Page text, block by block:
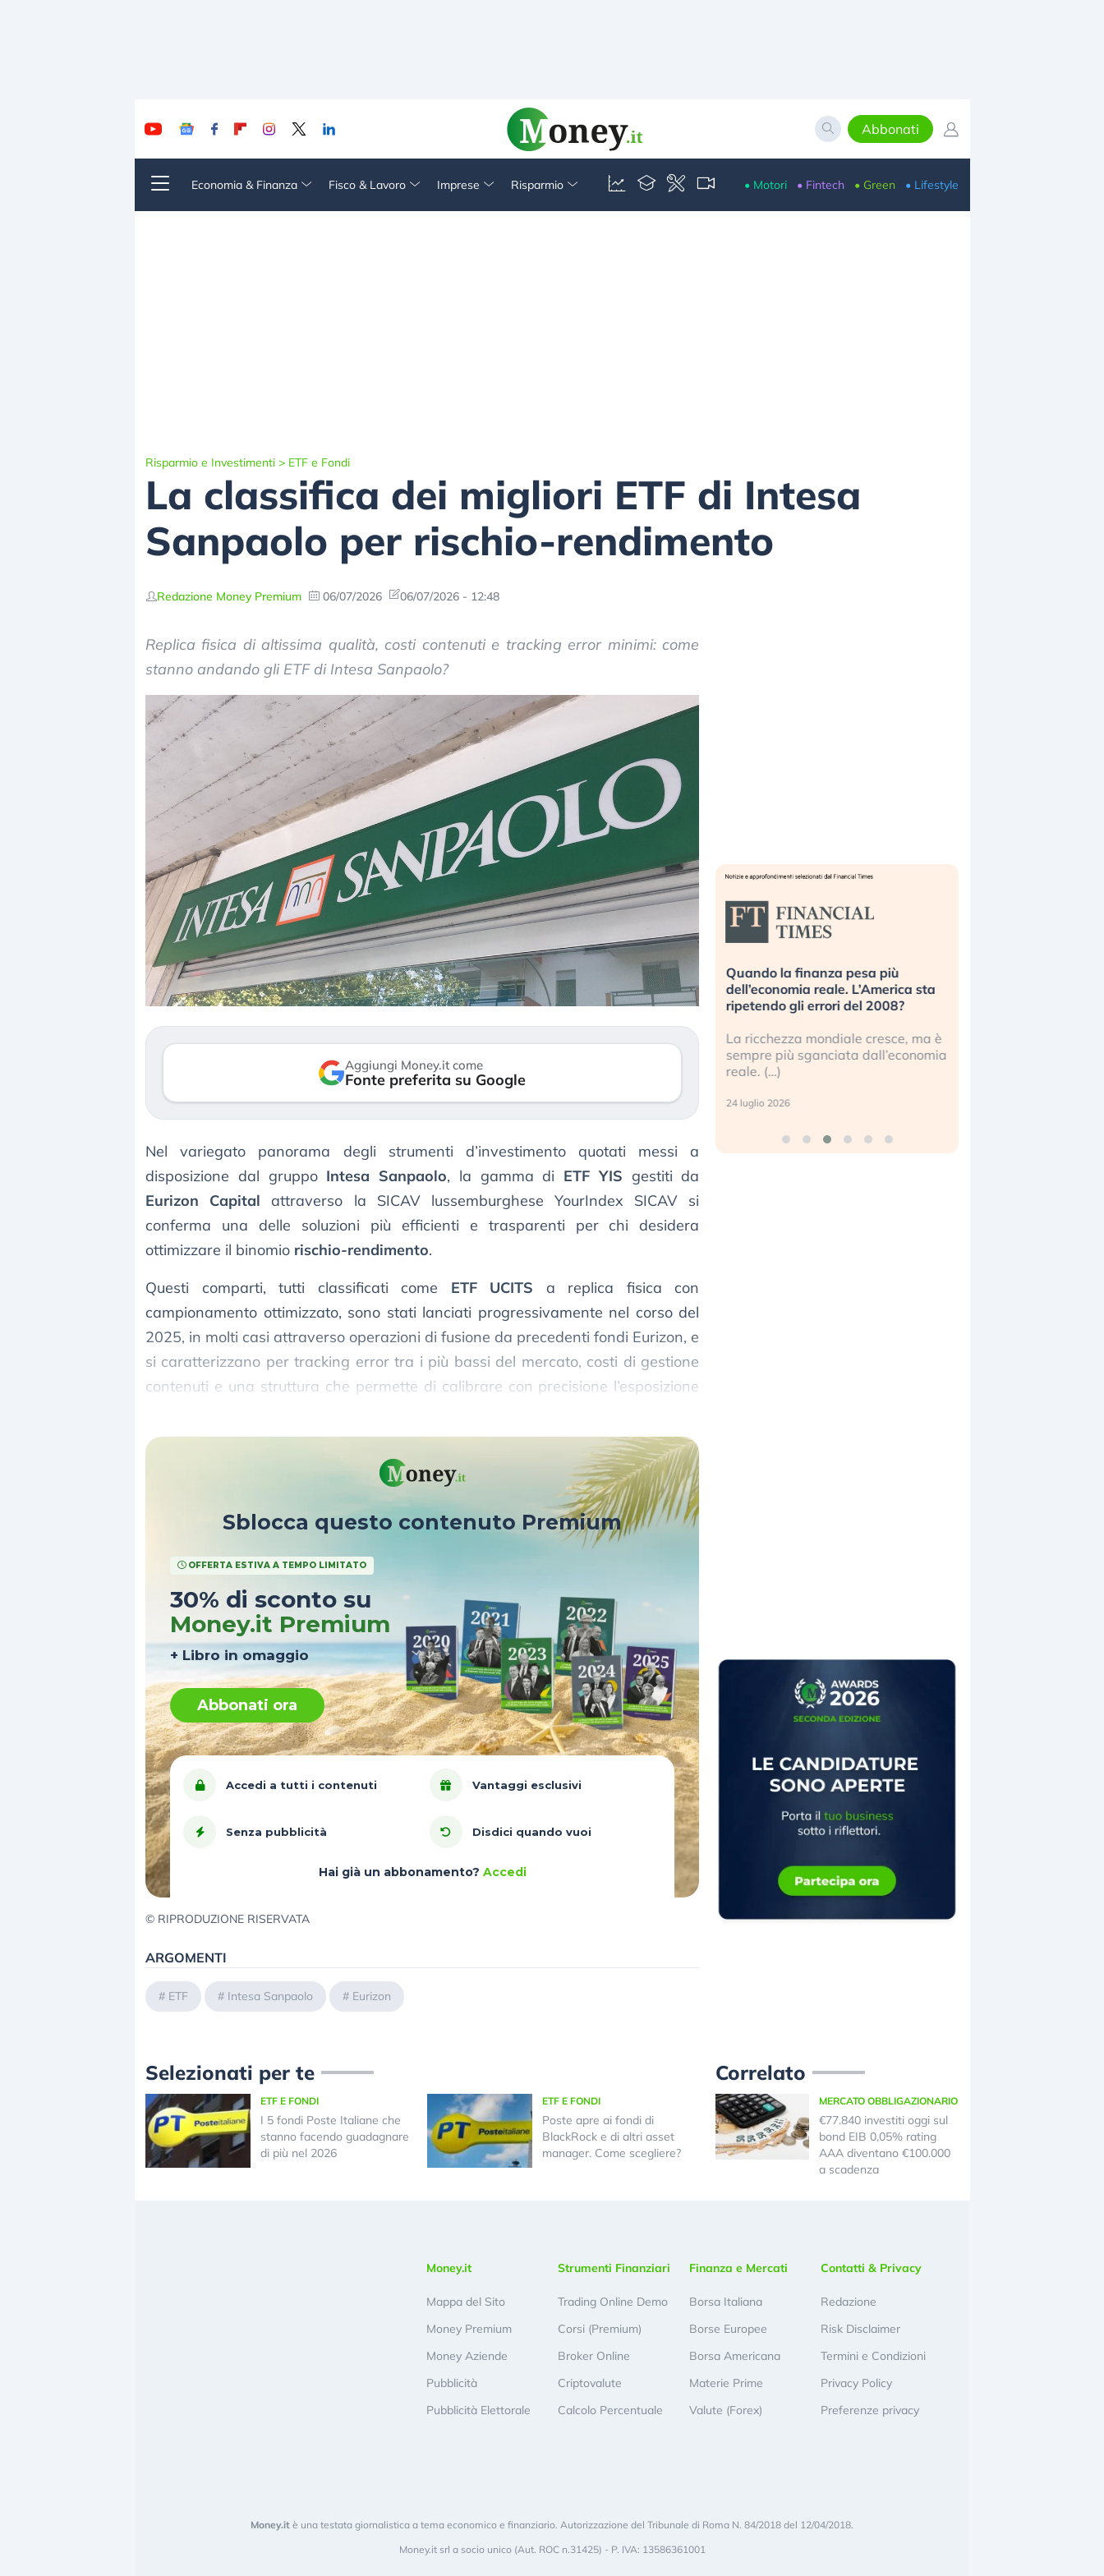
Abbonati
Economia & Finanza Fisco & Lavoro Imprese Risparmio • Motori • Fintech • Green • Lifestyle
Risparmio e Investimenti > ETF e Fondi
La classifica dei migliori ETF di Intesa
Sanpaolo per rischio-rendimento
Redazione Money Premium 06/07/2026 06/07/2026 - 12:48
Replica fisica di altissima qualità, costi contenuti e tracking error minimi: come
stanno andando gli ETF di Intesa Sanpaolo?
Aggiungi Money.it come
Fonte preferita su Google
Nel variegato panorama degli strumenti d’investimento quotati messi a
disposizione dal gruppo Intesa Sanpaolo, la gamma di ETF YIS gestiti da
Eurizon Capital attraverso la SICAV lussemburghese YourIndex SICAV si
conferma una delle soluzioni più efficienti e trasparenti per chi desidera
ottimizzare il binomio rischio-rendimento.
Questi comparti, tutti classificati come ETF UCITS a replica fisica con
campionamento ottimizzato, sono stati lanciati progressivamente nel corso del
2025, in molti casi attraverso operazioni di fusione da precedenti fondi Eurizon, e
si caratterizzano per tracking error tra i più bassi del mercato, costi di gestione
contenuti e una struttura che permette di calibrare con precisione l’esposizione
Sblocca questo contenuto Premium
OFFERTA ESTIVA A TEMPO LIMITATO
30% di sconto su
Money.it Premium
+ Libro in omaggio
Abbonati ora
Accedi a tutti i contenuti Vantaggi esclusivi
Senza pubblicità Disdici quando vuoi
Hai già un abbonamento? Accedi
© RIPRODUZIONE RISERVATA
ARGOMENTI
# ETF # Intesa Sanpaolo # Eurizon
Dalle valutazioni estreme alla
correzione. Cosa sta guidando il
repricing degli asset?
3 agosto 2026
«La mia vita è rovinata». Investitori
in preda al panico dopo lo scoppio
della bolla AI
Kospi, mentre gli investitori retail (…)
30 luglio 2026
Quando la finanza pesa più
dell’economia reale. L’America sta
ripetendo gli errori del 2008?
La ricchezza mondiale cresce, ma è
sempre più sganciata dall’economia
reale. (…)
24 luglio 2026
Selezionati per te
ETF E FONDI
I 5 fondi Poste Italiane che
stanno facendo guadagnare
di più nel 2026
ETF E FONDI
Poste apre ai fondi di
BlackRock e di altri asset
manager. Come scegliere?
Correlato
MERCATO OBBLIGAZIONARIO
€77.840 investiti oggi sul
bond EIB 0,05% rating
AAA diventano €100.000
a scadenza
Money.it
Mappa del Sito
Money Premium
Money Aziende
Pubblicità
Pubblicità Elettorale
Strumenti Finanziari
Trading Online Demo
Corsi (Premium)
Broker Online
Criptovalute
Calcolo Percentuale
Finanza e Mercati
Borsa Italiana
Borse Europee
Borsa Americana
Materie Prime
Valute (Forex)
Contatti & Privacy
Redazione
Risk Disclaimer
Termini e Condizioni
Privacy Policy
Preferenze privacy
Money.it è una testata giornalistica a tema economico e finanziario. Autorizzazione del Tribunale di Roma N. 84/2018 del 12/04/2018.
Money.it srl a socio unico (Aut. ROC n.31425) - P. IVA: 13586361001